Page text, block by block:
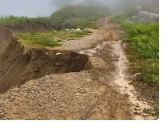
#Chính sách
#Người lao động